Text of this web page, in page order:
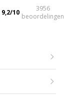
9,2/10
3956
beoordelingen